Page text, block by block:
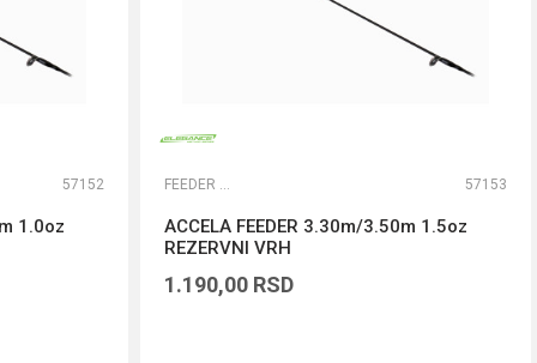
57152
1.0oz
FEEDER VRHOVI 57153
ACCELA FEEDER 3.30m/3.50m 1.5oz
REZERVNI VRH
1.190,00 RSD